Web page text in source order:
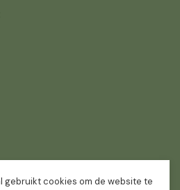
gebruikt cookies om de website te